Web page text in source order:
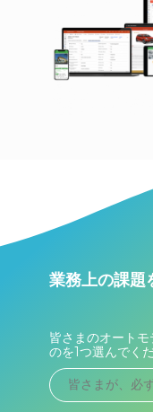
業務上の課題
皆さまのオート
のを1つ選んでくだ